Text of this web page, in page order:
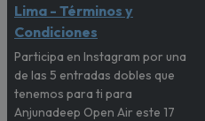
Lima - Términos y
Condiciones
Participa en Instagram por una
de las 5 entradas dobles que
tenemos para ti para
Anjunadeep Open Air este 17